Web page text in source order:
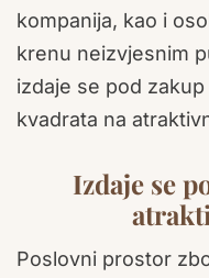
kompanija, kao i
krenu neizvjesnim
izdaje se pod
kvadrata na
Izdaje se
Poslovni prostor